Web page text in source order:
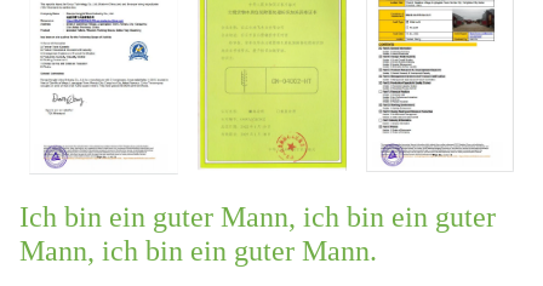
Ich bin ein guter Mann, ich bin ein guter
Mann, ich bin ein guter Mann.